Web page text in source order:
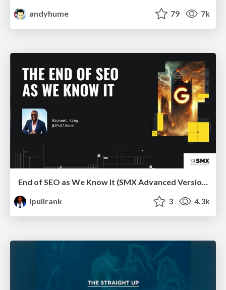
andyhume
79 7k
End of SEO as We Know It (SMX Advanced Version)
ipullrank
3 4.3k